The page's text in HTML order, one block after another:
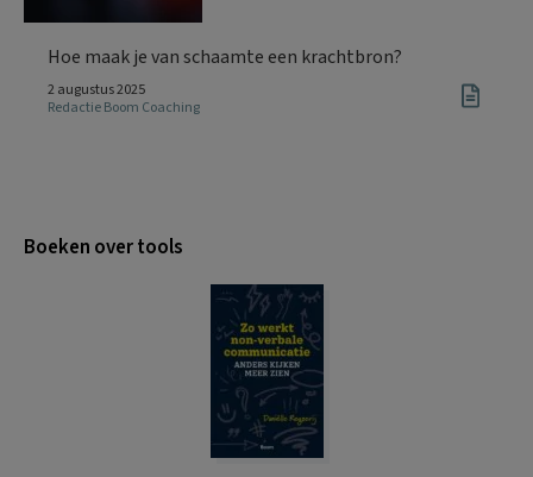
Hoe maak je van schaamte een krachtbron?
2 augustus 2025
Redactie Boom Coaching
Boeken over tools